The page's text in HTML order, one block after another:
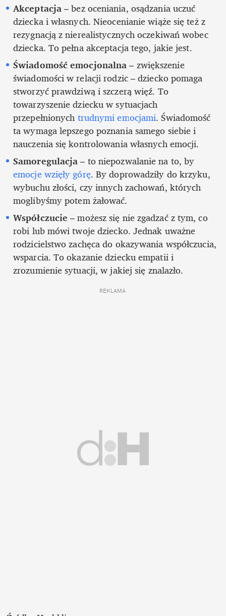
Akceptacja – bez oceniania, osądzania uczuć
dziecka i własnych. Nieocenianie wiąże się też z
rezygnacją z nierealistycznych oczekiwań wobec
dziecka. To pełna akceptacja tego, jakie jest.
Świadomość emocjonalna – zwiększenie
świadomości w relacji rodzic – dziecko pomaga
stworzyć prawdziwą i szczerą więź. To
towarzyszenie dziecku w sytuacjach
przepełnionych trudnymi emocjami. Świadomość
ta wymaga lepszego poznania samego siebie i
nauczenia się kontrolowania własnych emocji.
Samoregulacja
emocje wzięły górę. By doprowadziły do krzyku,
wybuchu złości, czy innych zachowań, których
moglibyśmy potem żałować.
Współczucie – możesz się nie zgadzać z tym, co
robi lub mówi twoje dziecko. Jednak uważne
rodzicielstwo zachęca do okazywania współczucia,
wsparcia. To okazanie dziecku empatii i
zrozumienie sytuacji, w jakiej się znalazło.
REKLAMA